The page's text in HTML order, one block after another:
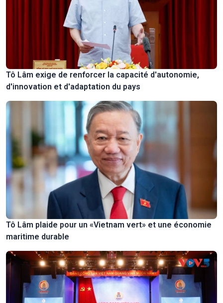
Tô Lâm exige de renforcer la capacité d'autonomie,
d'innovation et d'adaptation du pays
Tô Lâm plaide pour un «Vietnam vert» et une économie
maritime durable